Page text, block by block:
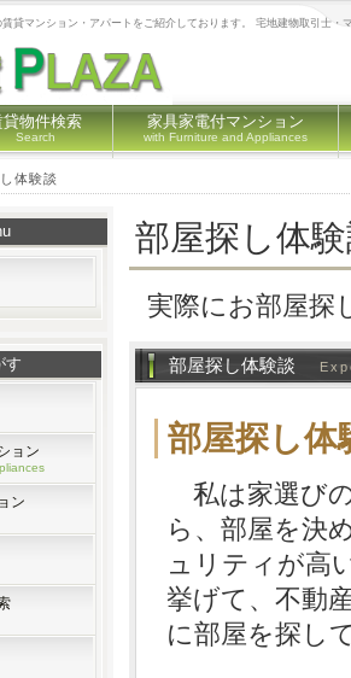
貸マンション・アパートをご紹介しております。 宅地建物取引士
貸物件検索
Search
家具家電付マンション
with Furniture and Appliances
体験談
部屋探し体
実際にお部屋探
部屋探し体験談
部屋探し
私は家選び
ら、部屋を決
ュリティが高
挙げて、不動
に部屋を探し
す
ョン
ン